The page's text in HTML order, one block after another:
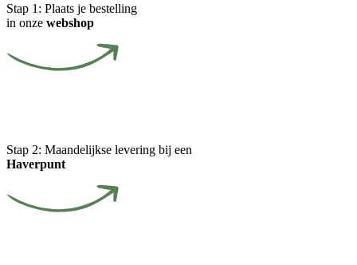
Stap 1: Plaats je bestelling
in onze webshop
Stap 2: Maandelijkse levering bij een
Haverpunt